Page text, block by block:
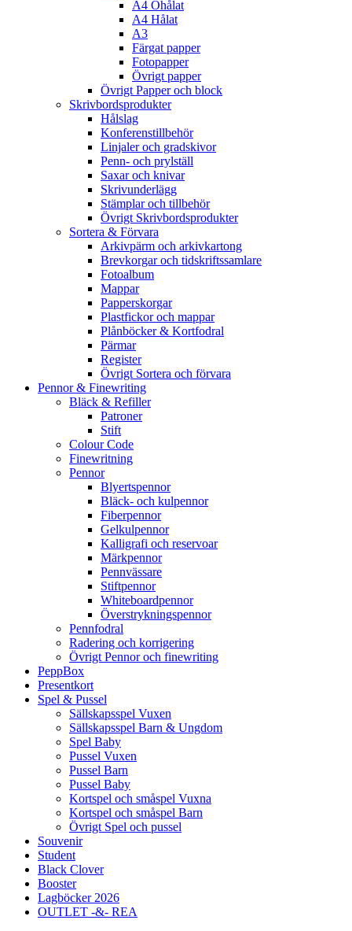
A4 Ohålat
A4 Hålat
A3
Färgat papper
Fotopapper
Övrigt papper
Övrigt Papper och block
Skrivbordsprodukter
Hålslag
Konferenstillbehör
Linjaler och gradskivor
Penn- och prylställ
Saxar och knivar
Skrivunderlägg
Stämplar och tillbehör
Övrigt Skrivbordsprodukter
Sortera & Förvara
Arkivpärm och arkivkartong
Brevkorgar och tidskriftssamlare
Fotoalbum
Mappar
Papperskorgar
Plastfickor och mappar
Plånböcker & Kortfodral
Pärmar
Register
Övrigt Sortera och förvara
Pennor & Finewriting
Bläck & Refiller
Patroner
Stift
Colour Code
Finewritning
Pennor
Blyertspennor
Bläck- och kulpennor
Fiberpennor
Gelkulpennor
Kalligrafi och reservoar
Märkpennor
Pennvässare
Stiftpennor
Whiteboardpennor
Överstrykningspennor
Pennfodral
Radering och korrigering
Övrigt Pennor och finewriting
PeppBox
Presentkort
Spel & Pussel
Sällskapsspel Vuxen
Sällskapsspel Barn & Ungdom
Spel Baby
Pussel Vuxen
Pussel Barn
Pussel Baby
Kortspel och småspel Vuxna
Kortspel och småspel Barn
Övrigt Spel och pussel
Souvenir
Student
Black Clover
Booster
Lagböcker 2026
OUTLET -&- REA